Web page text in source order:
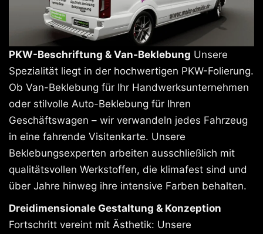
PKW-Beschriftung & Van-Beklebung Unsere
Spezialität liegt in der hochwertigen PKW-Folierung.
Ob Van-Beklebung für Ihr Handwerksunternehmen
oder stilvolle Auto-Beklebung für Ihren
Geschäftswagen – wir verwandeln jedes Fahrzeug
in eine fahrende Visitenkarte. Unsere
Beklebungsexperten arbeiten ausschließlich mit
qualitätsvollen Werkstoffen, die klimafest sind und
über Jahre hinweg ihre intensive Farben behalten.
Dreidimensionale Gestaltung & Konzeption
Fortschritt vereint mit Ästhetik: Unsere